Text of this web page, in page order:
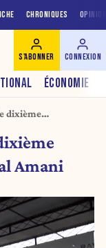
CHRONIQUES
ÉCONOMIE
S'ABONNER CONNEXION
dixième
Amani